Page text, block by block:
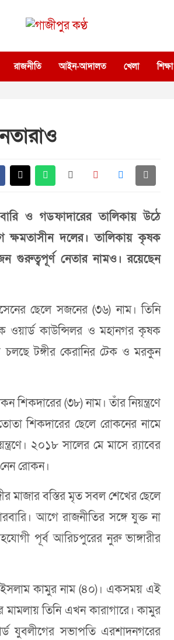
গাজীপুর কণ্ঠ
রাজনীতি আইন-আদালত খেলা শিক্ষা
ও গডফাদারের তালিকায় উঠে
ক্ষমতাসীন দলের। তালিকায় কৃষক
গুরুত্বপূর্ণ নেতার নামও। রয়েছেন
ছেলে সজনের (৩৬) নাম। তিনি
ওয়ার্ড কাউন্সিলর ও মহানগর কৃষক
চলছে টঙ্গীর কেরানির টেক ও মরকুন
শিকদারের (৩৮) নাম। তাঁর নিয়ন্ত্রণে
শিকদারের ছেলে রোকনের নামে
২০১৮ সালের মে মাসে র‌্যাবের
নেন রোকন।
মাজার বস্তির মৃত সবল শেখের ছেলে
আগে রাজনীতির সঙ্গে যুক্ত না
পূর্ব আরিচপুরের নুরু ভাঙ্গারীর
ইসলাম কামুর নাম (৪০)। একসময় এই
মামলায় তিনি এখন কারাগারে। কামুর
যুবলীগের সভাপতি এরশাদনগরের